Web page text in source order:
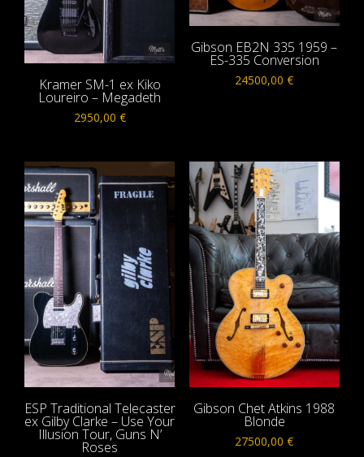
Kramer SM-1 ex Kiko
Loureiro – Megadeth
2950,00 €
Gibson EB2N 335 1959 –
ES-335 Conversion
24500,00€
ESP Traditional Telecaster
ex Gilby Clarke – Use Your
Illusion Tour, Guns N’
Roses
Gibson Chet Atkins 1988
Blonde
27500,00€